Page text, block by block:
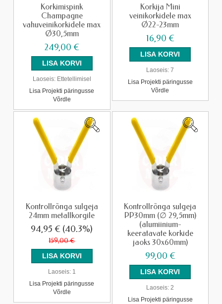
Korkimispink
Champagne
vahuveinikorkidele max
Ø30,5mm
249,00 €
Laoseis: Ettetellimisel
Lisa Projekti päringusse
Võrdle
Korkija Mini
veinikorkidele max
Ø22-23mm
16,90 €
Laoseis: 7
Lisa Projekti päringusse
Võrdle
Kontrollrõnga sulgeja
24mm metallkorgile
94,95 € (40.3%)
159,00 €
Laoseis:1
Lisa Projekti päringusse
Võrdle
Kontrollrõnga sulgeja
PP30mm (∅ 29,5mm)
(alumiinium-
keeratavate korkide
jaoks 30x60mm)
99,00 €
Laoseis: 2
Lisa Projekti päringusse